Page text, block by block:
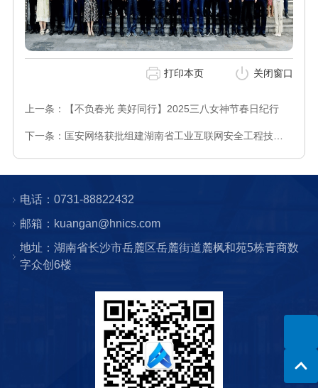
打印本页 关闭窗口
上一条：【不负春光 美好同行】2025三八女神节春日纪行
电话：0731-88822432
邮箱：kuangan@hnics.com
地址：湖南省长沙市岳麓区岳麓街道麓枫和苑5栋青商数
字众创6楼